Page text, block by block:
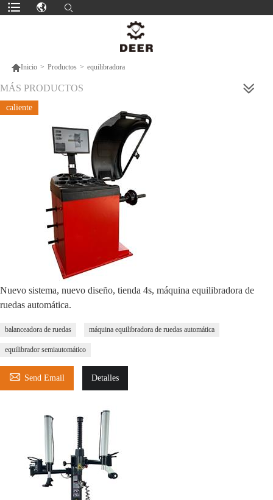
Inicio > Productos > equilibradora
MÁS PRODUCTOS
caliente
Nuevo sistema, nuevo diseño, tienda 4s, máquina equilibradora de
ruedas automática.
balanceadora de ruedas máquina equilibradora de ruedas automática
equilibrador semiautomático
 Send Email Detalles